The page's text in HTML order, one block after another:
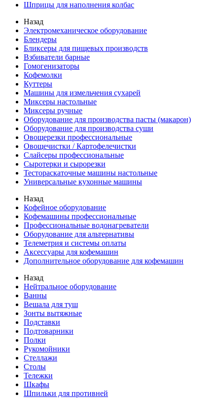
Шприцы для наполнения колбас
Назад
Электромеханическое оборудование
Блендеры
Бликсеры для пищевых производств
Взбиватели барные
Гомогенизаторы
Кофемолки
Куттеры
Машины для измельчения сухарей
Миксеры настольные
Миксеры ручные
Оборудование для производства пасты (макарон)
Оборудование для производства суши
Овощерезки профессиональные
Овощечистки / Картофелечистки
Слайсеры профессиональные
Сыротерки и сырорезки
Тестораскаточные машины настольные
Универсальные кухонные машины
Назад
Кофейное оборудование
Кофемашины профессиональные
Профессиональные водонагреватели
Оборудование для альтернативы
Телеметрия и системы оплаты
Аксессуары для кофемашин
Дополнительное оборудование для кофемашин
Назад
Нейтральное оборудование
Ванны
Вешала для туш
Зонты вытяжные
Подставки
Подтоварники
Полки
Рукомойники
Стеллажи
Столы
Тележки
Шкафы
Шпильки для противней